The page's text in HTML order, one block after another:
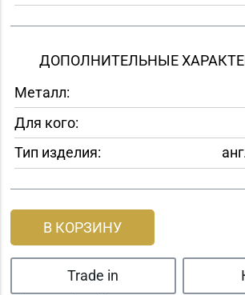
ДОПОЛНИТЕЛЬНЫЕ
Металл:
Для кого:
Тип изделия:
В КОРЗИНУ
Trade in